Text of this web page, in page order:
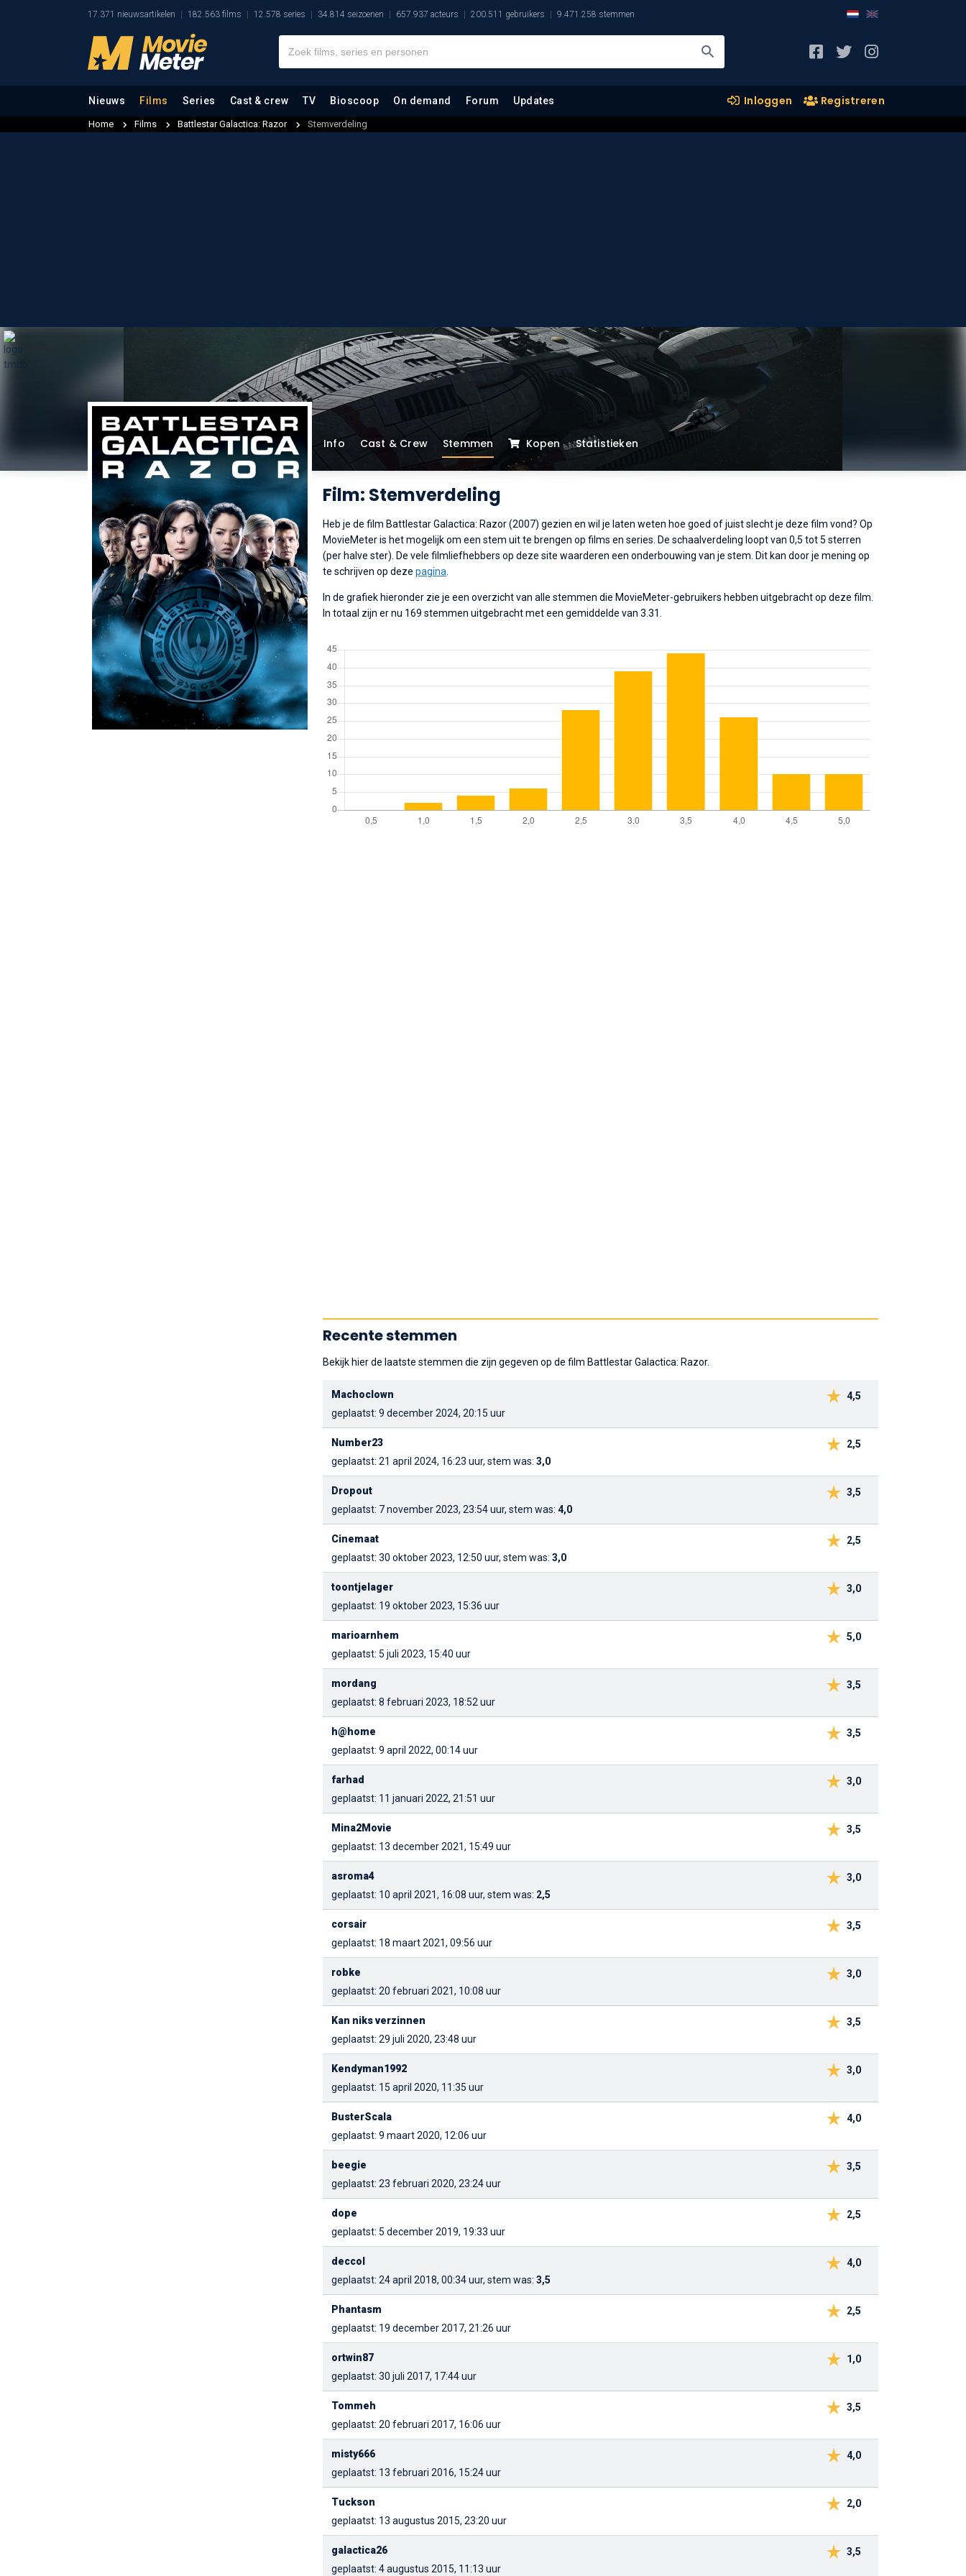
17.371 nieuwsartikelen 182.563 films 12.578 series 34.814 seizoenen 657.937 acteurs 200.511 gebruikers 9.471.258 stemmen
Nieuws Films Series Cast & crew TV Bioscoop On demand Forum Updates Inloggen Registreren
Home Films Battlestar Galactica: Razor Stemverdeling
Info Cast & Crew Stemmen Kopen Statistieken
Film: Stemverdeling
Heb je de film Battlestar Galactica: Razor (2007) gezien en wil je laten weten hoe goed of juist slecht je deze film vond? Op
MovieMeter is het mogelijk om een stem uit te brengen op films en series. De schaalverdeling loopt van 0,5 tot 5 sterren
(per halve ster). De vele filmliefhebbers op deze site waarderen een onderbouwing van je stem. Dit kan door je mening op
te schrijven op deze pagina
In de grafiek hieronder zie je een overzicht van alle stemmen die MovieMeter-gebruikers hebben uitgebracht op deze film.
In totaal zijn er nu 169 stemmen uitgebracht met een gemiddelde van 3.31.
Recente stemmen
Bekijk hier de laatste stemmen die zijn gegeven op de film Battlestar Galactica: Razor.
4,5
Machoclown
geplaatst: 9 december 2024, 20:15 uur
2,5
Number23
geplaatst: 21 april 2024, 16:23 uur, stem was: 3,0
3,5
Dropout
geplaatst: 7 november 2023, 23:54 uur, stem was: 4,0
2,5
Cinemaat
geplaatst: 30 oktober 2023, 12:50 uur, stem was: 3,0
3,0
toontjelager
geplaatst: 19 oktober 2023, 15:36 uur
5,0
marioarnhem
geplaatst: 5 juli 2023, 15:40 uur
3,5
mordang
geplaatst: 8 februari 2023, 18:52 uur
3,5
h@home
geplaatst: 9 april 2022, 00:14 uur
3,0
farhad
geplaatst: 11 januari 2022, 21:51 uur
3,5
Mina2Movie
geplaatst: 13 december 2021, 15:49 uur
3,0
asroma4
geplaatst: 10 april 2021, 16:08 uur, stem was: 2,5
3,5
corsair
geplaatst: 18 maart 2021, 09:56 uur
3,0
robke
geplaatst: 20 februari 2021, 10:08 uur
3,5
Kan niks verzinnen
geplaatst: 29 juli 2020, 23:48 uur
3,0
Kendyman1992
geplaatst: 15 april 2020, 11:35 uur
4,0
BusterScala
geplaatst: 9 maart 2020, 12:06 uur
3,5
beegie
geplaatst: 23 februari 2020, 23:24 uur
2,5
dope
geplaatst: 5 december 2019, 19:33 uur
4,0
deccol
geplaatst: 24 april 2018, 00:34 uur, stem was: 3,5
2,5
Phantasm
geplaatst: 19 december 2017, 21:26 uur
1,0
ortwin87
geplaatst: 30 juli 2017, 17:44 uur
3,5
Tommeh
geplaatst: 20 februari 2017, 16:06 uur
4,0
misty666
geplaatst: 13 februari 2016, 15:24 uur
2,0
Tuckson
geplaatst: 13 augustus 2015, 23:20 uur
3,5
galactica26
geplaatst: 4 augustus 2015, 11:13 uur